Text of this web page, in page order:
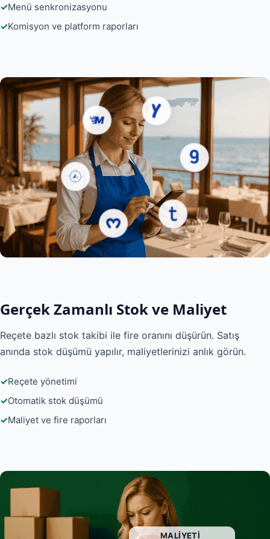
Menü senkronizasyonu
Komisyon ve platform raporları
Gerçek Zamanlı Stok ve Maliyet
Reçete bazlı stok takibi ile fire oranını düşürün. Satış
anında stok düşümü yapılır, maliyetlerinizi anlık görün.
Reçete yönetimi
Otomatik stok düşümü
Maliyet ve fire raporları
MALIYETI